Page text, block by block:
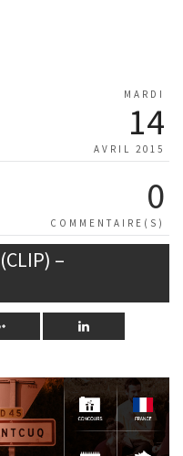
MARDI
14
AVRIL 2015
0
COMMENTAIRE(S)
–